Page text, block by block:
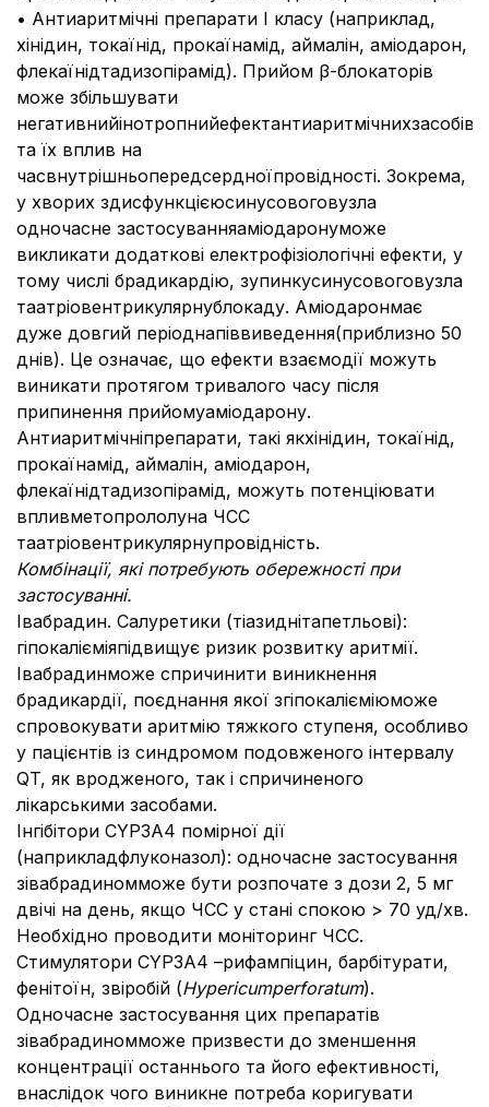
• Антиаритмічні препарати І класу (наприклад,
хінідин, токаїнід, прокаїнамід, аймалін, аміодарон,
флекаїнідтадизопірамід). Прийом β-блокаторів
може збільшувати
негативнийінотропнийефектантиаритмічнихзасобів
та їх вплив на
часвнутрішньопередсердноїпровідності. Зокрема,
у хворих здисфункцієюсинусовоговузла
одночасне застосуванняаміодаронуможе
викликати додаткові електрофізіологічні ефекти, у
тому числі брадикардію, зупинкусинусовоговузла
таатріовентрикулярнублокаду. Аміодаронмає
дуже довгий періоднапіввиведення(приблизно 50
днів). Це означає, що ефекти взаємодії можуть
виникати протягом тривалого часу після
припинення прийомуаміодарону.
Антиаритмічніпрепарати, такі якхінідин, токаїнід,
прокаїнамід, аймалін, аміодарон,
флекаїнідтадизопірамід, можуть потенціювати
впливметопрололуна ЧСС
таатріовентрикулярнупровідність.
Комбінації, які потребують обережності при
застосуванні.
Івабрадин. Салуретики (тіазиднітапетльові):
гіпокалієміяпідвищує ризик розвитку аритмії.
Івабрадинможе спричинити виникнення
брадикардії, поєднання якої згіпокалієміюможе
спровокувати аритмію тяжкого ступеня, особливо
у пацієнтів із синдромом подовженого інтервалу
QT, як вродженого, так і спричиненого
лікарськими засобами.
Інгібітори CYP3A4 помірної дії
(наприкладфлуконазол): одночасне застосування
зівабрадиномможе бути розпочате з дози 2, 5 мг
двічі на день, якщо ЧСС у стані спокою > 70 уд/хв.
Необхідно проводити моніторинг ЧСС.
Стимулятори CYP3A4 –рифампіцин, барбітурати,
фенітоїн, звіробій (Hypericumperforatum).
Одночасне застосування цих препаратів
зівабрадиномможе призвести до зменшення
концентрації останнього та його ефективності,
внаслідок чого виникне потреба коригувати